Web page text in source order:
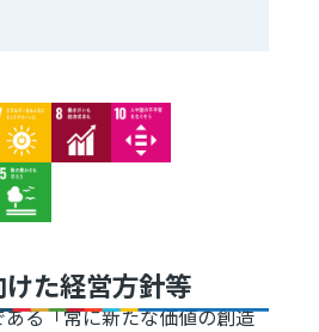
Image Image
た経営方針等
る「常に新たな価値の創造